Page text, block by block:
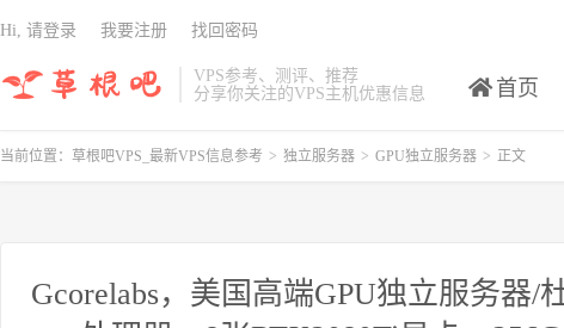
VPS参考、测评、推荐
分享你关注的VPS主机优惠信息
首页
Hi, 请登录 我要注册 找回密码
当前位置： 草根吧VPS_最新VPS信息参考 > 独立服务器 > GPU独立服务器 > 正文
Gcorelabs，美国高端GPU独立服务器